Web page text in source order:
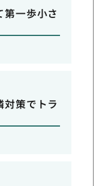
第一歩小さ
対策でトラ